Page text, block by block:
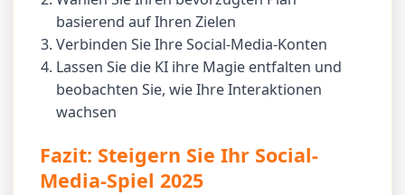
basierend auf Ihren Zielen
Verbinden Sie Ihre Social-Media-Konten
Lassen Sie die KI ihre Magie entfalten und
beobachten Sie, wie Ihre Interaktionen
wachsen
Fazit: Steigern Sie Ihr Social-
Media-Spiel 2025